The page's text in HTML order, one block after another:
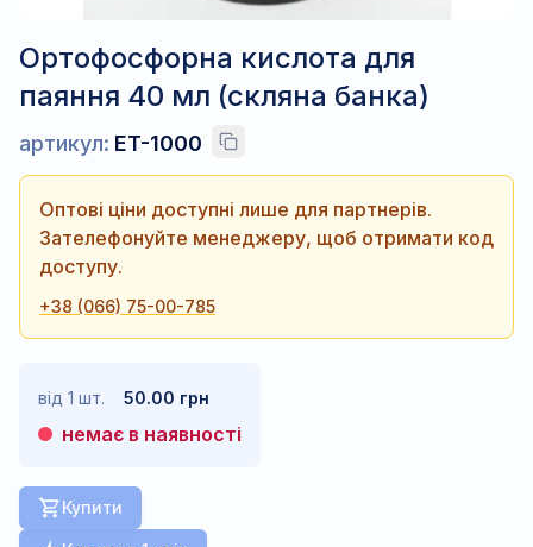
Ортофосфорна кислота для
паяння 40 мл (скляна банка)
артикул: ET-1000
Оптові ціни доступні лише для партнерів.
Зателефонуйте менеджеру, щоб отримати код
доступу.
+38 (066) 75-00-785
від 1 шт. 50.00 грн
немає в наявності
Купити